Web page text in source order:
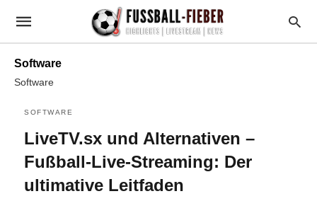
Software
Software
SOFTWARE
LiveTV.sx und Alternativen –
Fußball-Live-Streaming: Der
ultimative Leitfaden